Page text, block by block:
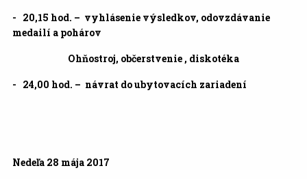
- 20,15 hod. – vyhlásenie výsledkov, odovzdávanie
medailí a pohárov
Ohňostroj, občerstvenie , diskotéka
- 24,00 hod. – návrat do ubytovacích zariadení
Nedeľa 28 mája 2017